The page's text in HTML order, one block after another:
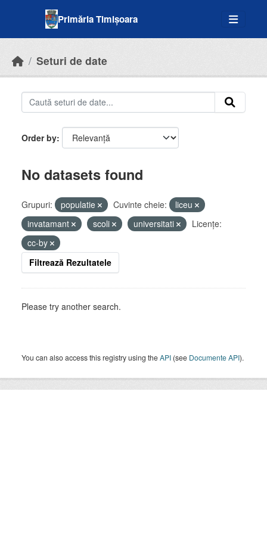
Primăria Timișoara
Seturi de date
Order by
No datasets found
Grupuri: populatie Cuvinte cheie:
liceu
invatamant
scoli universitati
Licenţe:
cc-by
Filtrează Rezultatele
Please try another search.
You can also access this registry using theAPI (see Documente API).